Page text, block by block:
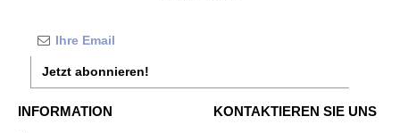
Jetzt abonnieren!
INFORMATION KONTAKTIEREN SIE UNS